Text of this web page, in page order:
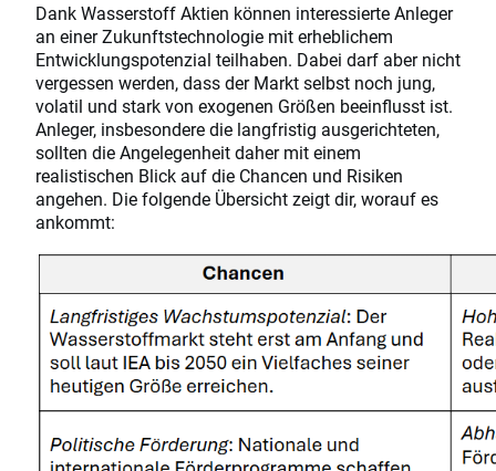
Dank Wasserstoff Aktien können interessierte Anleger
an einer Zukunftstechnologie mit erheblichem
Entwicklungspotenzial teilhaben. Dabei darf aber nicht
vergessen werden, dass der Markt selbst noch jung,
volatil und stark von exogenen Größen beeinflusst ist.
Anleger, insbesondere die langfristig ausgerichteten,
sollten die Angelegenheit daher mit einem
realistischen Blick auf die Chancen und Risiken
angehen. Die folgende Übersicht zeigt dir, worauf es
ankommt: